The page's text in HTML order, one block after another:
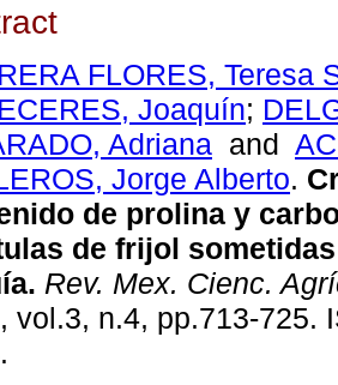
FLORES, Teresa
Joaquín;
Adriana and
Jorge Alberto.
de prolina y
de frijol
. Rev. Mex. Cienc.
vol.3, n.4, pp.713-725.